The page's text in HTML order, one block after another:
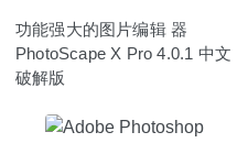
功能强大的图片编辑 器
PhotoScape X Pro 4.0.1 中文
破解版